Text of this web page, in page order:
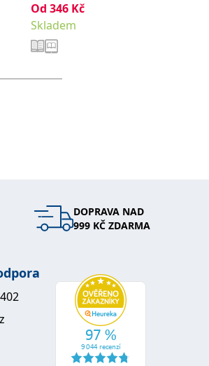
Od 346 Kč
Skladem
DOPRAVA NAD
999 KČ ZDARMA